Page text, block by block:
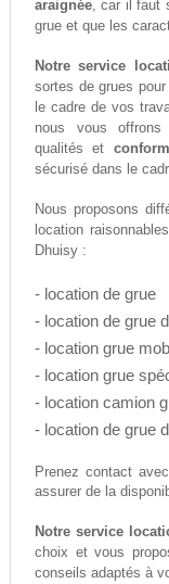
araignée, car il faut
grue et que les
Notre service
sortes de grues
le cadre de vos
nous vous offrons
qualités et
sécurisé dans le
Nous proposons
location
Dhuisy :
- location de grue
- location de grue
- location grue
- location grue
- location camion
- location de grue
Prenez contact
assurer de la
Notre service
choix et vous
conseils adaptés à